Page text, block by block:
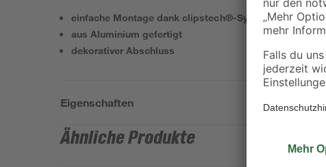
einfache Montage dank clipstech®-System
aus Aluminium gefertigt
dekorativer Abschluss
Eigenschaften
Ähnliche Produkte